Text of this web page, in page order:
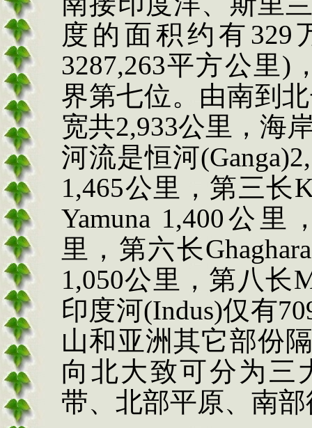
度的面积约有 329
3287,263平方公里)
界第七位。由南到
宽共2,933公里，海
河流是恒河
1,465公里，第三长
Yamuna 1,400公里
里，第六长
1,050公里，第八长
印度河(Indus)仅有
山和亚洲其它部份
向北大致可分为三
带、北部平原、南